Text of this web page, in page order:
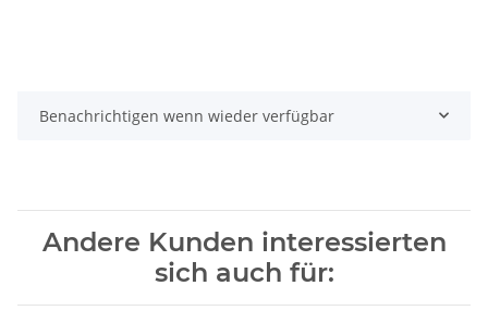
Benachrichtigen wenn wieder verfügbar
Andere Kunden interessierten
sich auch für: